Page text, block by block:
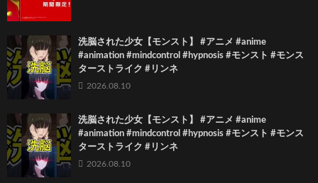
洗脳された少女【モンスト】 #アニメ #anime
#animation #mindcontrol #hypnosis #モンスト #モンス
ターストライク #リンネ
2026.08.10
洗脳された少女【モンスト】 #アニメ #anime
#animation #mindcontrol #hypnosis #モンスト #モンス
ターストライク #リンネ
2026.08.10